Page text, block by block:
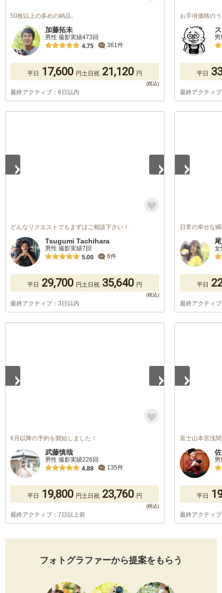
50枚以上の多めの納品。
加藤拓未
男性 撮影実績473回
4.75
361件
平日 17,600 円土日祝 21,120 円
最終アクティブ：6日以内
お手頃価格の
平日
最終アクティ
どんなリクエストでもまずはご相談下さい！
Tsugumi Tachihara
男性 撮影実績7回
5.00
6件
平日 29,700 円土日祝 35,640 円
最終アクティブ：3日以内
日常の幸せな
女
平日
最終アクティ
6月以降の予約を開始しました！
武藤慎哉
男性 撮影実績226回
4.88
135件
平日 19,800 円土日祝 23,760 円
最終アクティブ：7日以上前
富士山本宮浅
男
平日
最終アクティ
フォトグラファーから提案をもらう